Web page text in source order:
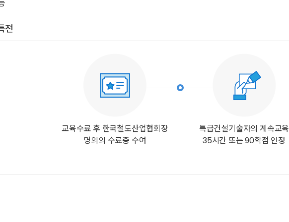
전
교육수료 후 한국철도산업협회장
명의의 수료증 수여
특급건설기술자의 계속교육
35시간 또는 90학점 인정